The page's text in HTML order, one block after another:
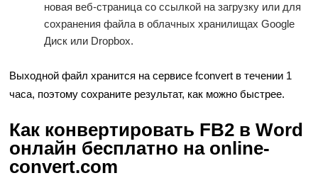
новая веб-страница со ссылкой на загрузку или для
сохранения файла в облачных хранилищах Google
Диск или Dropbox.
Выходной файл хранится на сервисе fconvert в течении 1
часа, поэтому сохраните результат, как можно быстрее.
Как конвертировать FB2 в Word
онлайн бесплатно на online-
convert.com